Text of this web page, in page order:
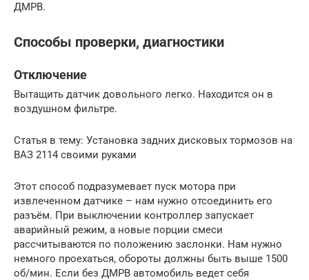
ДМРВ.
Способы проверки, диагностики
Отключение
Вытащить датчик довольного легко. Находится он в
воздушном фильтре.
Статья в тему: Установка задних дисковых тормозов на
ВАЗ 2114 своими руками
Этот способ подразумевает пуск мотора при
извлеченном датчике – нам нужно отсоединить его
разъём. При выключении контроллер запускает
аварийный режим, а новые порции смеси
рассчитываются по положению заслонки. Нам нужно
немного проехаться, обороты должны быть выше 1500
об/мин. Если без ДМРВ автомобиль ведет себя